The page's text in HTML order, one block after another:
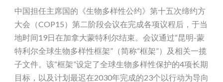
中国担任主席国的《生物多样性公约》第十五次缔约方
大会（COP15）第二阶段会议在完成各项议程后，于当
地时间19日在加拿大蒙特利尔结束。会议通过“昆明-蒙
特利尔全球生物多样性框架”（简称“框架”）及相关一揽
子文件。该“框架”设定了全球生物多样性保护的4项长期
目标，以及计划最迟在2030年完成的23个以行动为导向